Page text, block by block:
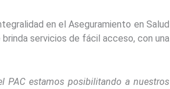
en el Aseguramiento en Salud
brinda servicios de fácil acceso, con una
PAC estamos posibilitando a nuestros